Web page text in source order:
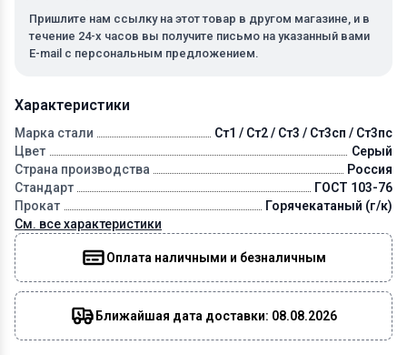
Характеристики
Марка стали
Ст1 / Ст2 / Ст3 / Ст3сп / Ст3пс
Цвет
Серый
Страна производства
Россия
Стандарт
ГОСТ 103-76
Прокат
Горячекатаный (г/к)
См. все характеристики
Оплата наличными и безналичным
Ближайшая дата доставки: 08.08.2026
Пришлите нам ссылку на этот товар в другом магазине, и в
течение 24-х часов вы получите письмо на указанный вами
E-mail с персональным предложением.